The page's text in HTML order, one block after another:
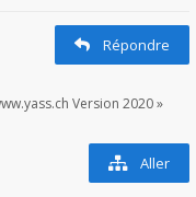
Répondre
Version 2020 »
Aller